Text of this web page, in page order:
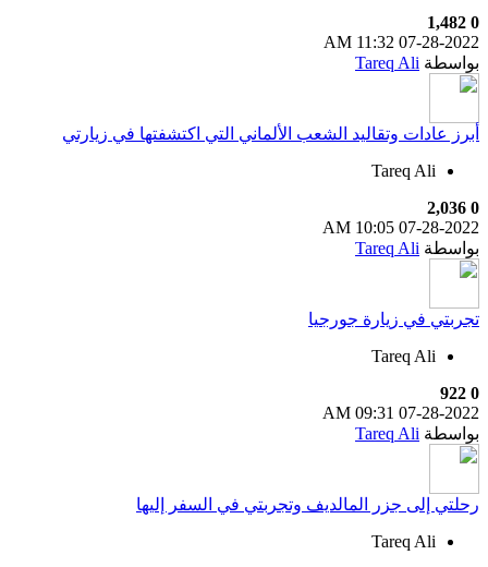
0
1,482
07-28-2022
11:32 AM
بواسطة Tareq Ali
أبرز عادات وتقاليد الشعب الألماني التي اكتشفتها في زيارتي
Tareq Ali
0
2,036
07-28-2022
10:05 AM
بواسطة Tareq Ali
تجربتي في زيارة جورجيا
Tareq Ali
0
922
07-28-2022
09:31 AM
بواسطة Tareq Ali
رحلتي إلى جزر المالديف وتجربتي في السفر إليها
Tareq Ali